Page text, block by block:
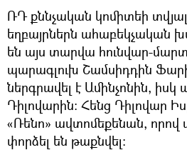
ՌԴ քննչական կոմիտեի
եղբայրներն ահաբեկչական
են այս տարվա հունվար-
պարագլուխ Շամսիդդին
ներգրավել է Ամինչոնին,
Դիլովարին։ Հենց Դիլովար
«Ռենո» ավտոմեքենան, որով
փորձել են թաքնվել։